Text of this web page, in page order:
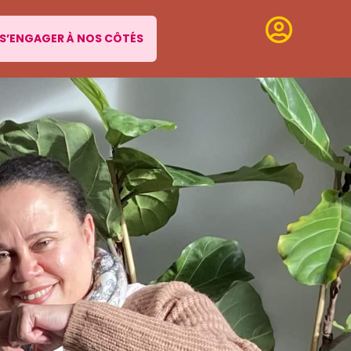
S’ENGAGER À NOS CÔTÉS